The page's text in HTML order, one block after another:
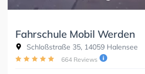
Fahrschule Mobil Werden
Schloßstraße 35, 14059 Halensee
664 Reviews